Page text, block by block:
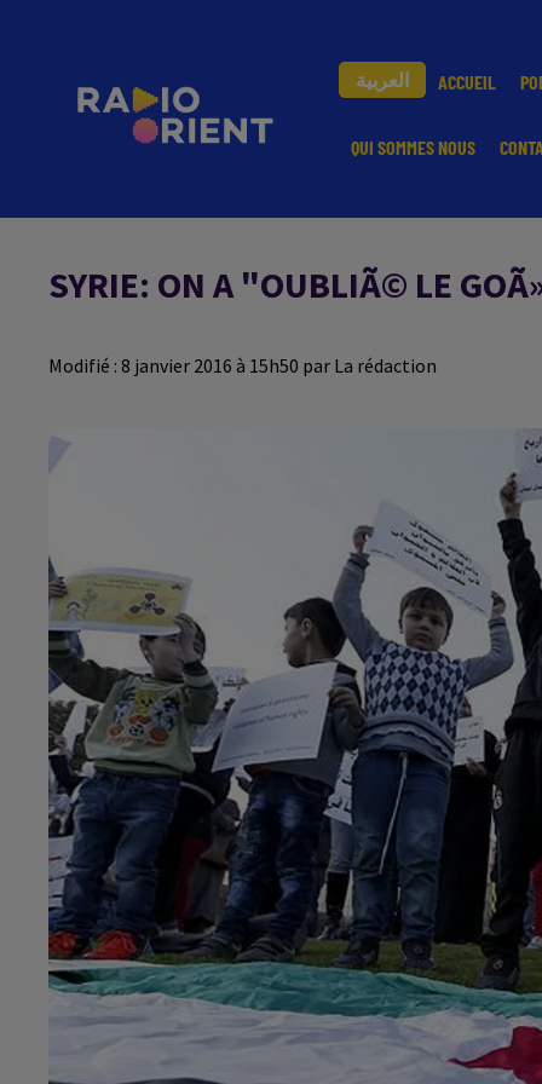
العربية ACCUEIL
QUI SOMMES NOUS
SYRIE: ON A "OUBLIÃ© LE
Modifié : 8 janvier 2016 à 15h50 par La rédaction